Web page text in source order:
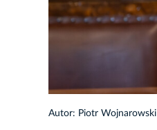
Autor: Piotr Wojnarowski